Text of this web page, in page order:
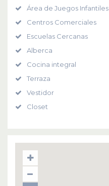
Área de Juegos Infantiles
Centros Comerciales
Escuelas Cercanas
Alberca
Cocina integral
Terraza
Vestidor
Closet